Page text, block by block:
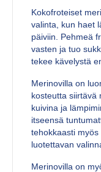
Kokofroteiset
valinta, kun haet
päiviin. Pehmeä
vasten ja tuo
tekee kävelystä
Merinovilla on
kosteutta siirtävä
kuivina ja
itseensä
tehokkaasti
luotettavan
Merinovilla on